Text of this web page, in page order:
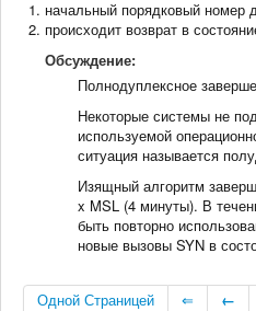
начальный порядковый номер
происходит возврат в
Обсуждение:
Полнодуплексное
Некоторые системы не
используемой
ситуация называется
Изящный алгоритм
x MSL (4 минуты). В
быть повторно
новые вызовы SYN в
Одной Страницей ⇐ ←